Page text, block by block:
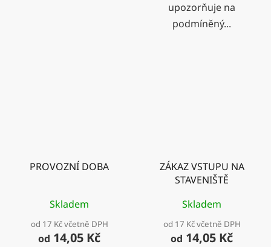
upozorňuje na
podmíněný...
PROVOZNÍ DOBA
Skladem
od 17 Kč včetně DPH
od 14,05 Kč
ZÁKAZ VSTUPU NA
STAVENIŠTĚ
Skladem
od 17 Kč včetně DPH
od 14,05 Kč